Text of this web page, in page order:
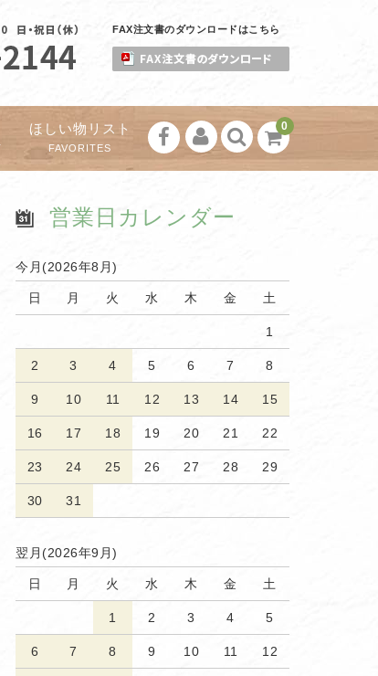
FAX注文書のダウンロードはこちら
0
ほしい物リスト
FAVORITES
営業日カレンダー
今月(2026年8月)
日 月 火 水 木 金 土
1
2 3 4 5 6 7 8
9 10 11 12 13 14 15
16 17 18 19 20 21 22
23 24 25 26 27 28 29
30 31
翌月(2026年9月)
日 月 火 水 木 金 土
1 2 3 4 5
6 7 8 9 10 11 12